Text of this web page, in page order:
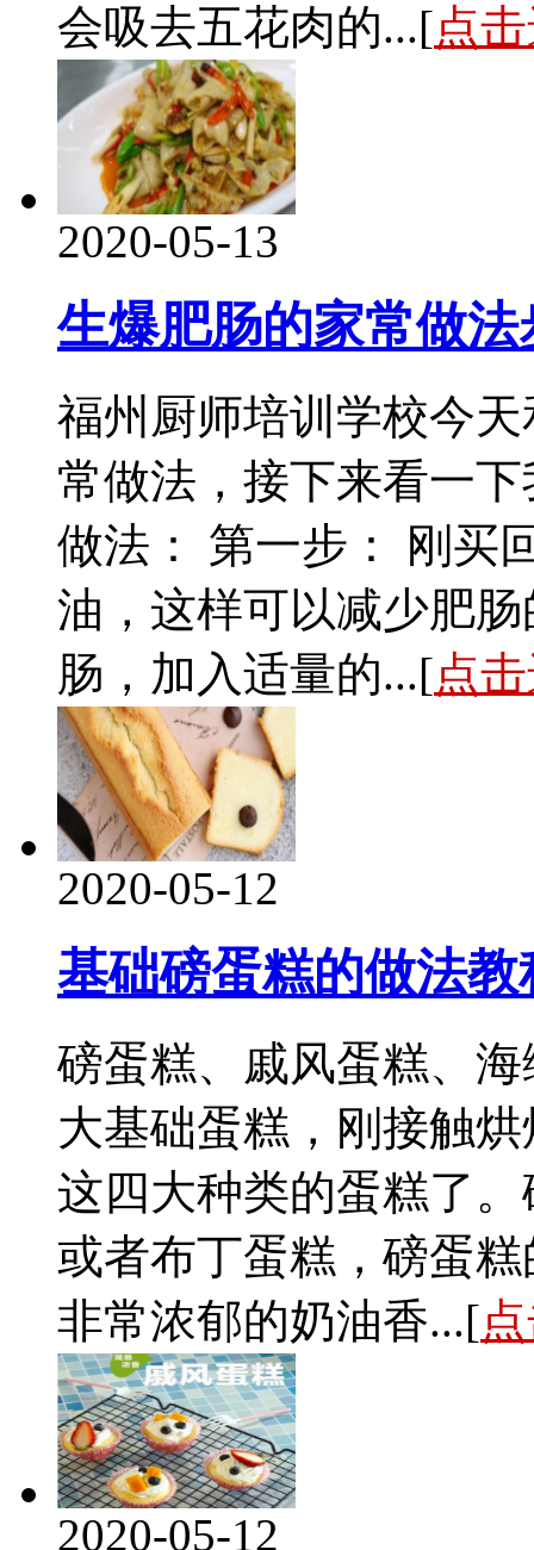
会吸去五花肉的...[点
2020-05-13
生爆肥肠的家常做法
福州厨师培训学校今
常做法，接下来看一
做法： 第一步： 刚买
油，这样可以减少肥
肠，加入适量的...[点
2020-05-12
基础磅蛋糕的做法教
磅蛋糕、戚风蛋糕、
大基础蛋糕，刚接触
这四大种类的蛋糕了
或者布丁蛋糕，磅蛋
非常浓郁的奶油香...[
2020-05-12